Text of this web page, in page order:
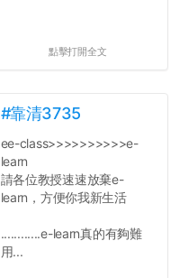
點擊打開全文
#靠清3735
ee-class>>>>>>>>>>e-
learn
請各位教授速速放棄e-
learn，方便你我新生活
............e-learn真的有夠難
用...